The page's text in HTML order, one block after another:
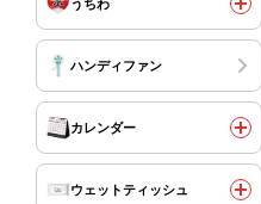
うちわ
ハンディファン
カレンダー
ウェットティッシュ